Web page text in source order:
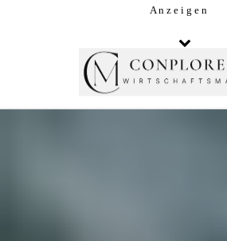
A n z e i g e n